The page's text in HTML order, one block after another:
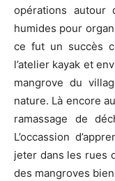
opérations autour
humides pour
ce fut un succès
l’atelier kayak et
mangrove du
nature. Là encore
ramassage de
L’occassion
jeter dans les rues
des mangroves